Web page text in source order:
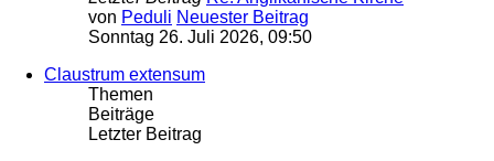
von Peduli Neuester Beitrag
Sonntag 26. Juli 2026, 09:50
Claustrum extensum
Themen
Beiträge
Letzter Beitrag